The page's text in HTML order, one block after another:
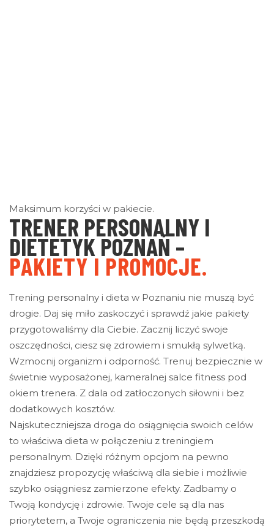
Maksimum korzyści w pakiecie.
TRENER PERSONALNY I
DIETETYK POZNAŃ –
PAKIETY I PROMOCJE.
Trening personalny i dieta w Poznaniu nie muszą być
drogie. Daj się miło zaskoczyć i sprawdź jakie pakiety
przygotowaliśmy dla Ciebie. Zacznij liczyć swoje
oszczędności, ciesz się zdrowiem i smukłą sylwetką.
Wzmocnij organizm i odporność. Trenuj bezpiecznie w
świetnie wyposażonej, kameralnej salce fitness pod
okiem trenera. Z dala od zatłoczonych siłowni i bez
dodatkowych kosztów.
Najskuteczniejsza droga do osiągnięcia swoich celów
to właściwa dieta w połączeniu z treningiem
personalnym. Dzięki różnym opcjom na pewno
znajdziesz propozycję właściwą dla siebie i możliwie
szybko osiągniesz zamierzone efekty. Zadbamy o
Twoją kondycję i zdrowie. Twoje cele są dla nas
priorytetem, a Twoje ograniczenia nie będą przeszkodą